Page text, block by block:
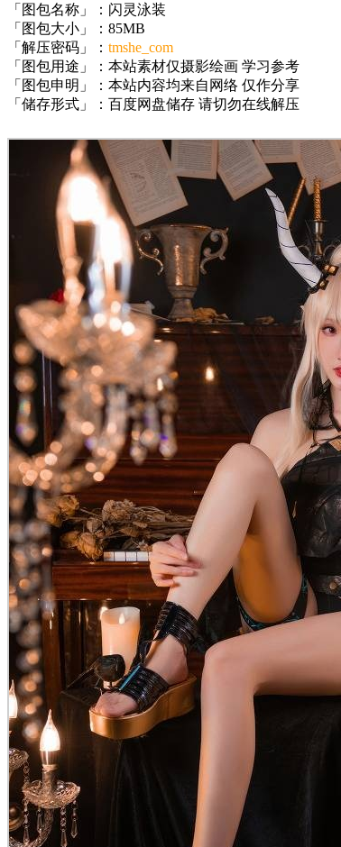
「图包名称」：闪灵泳装
「图包大小」：85MB
「解压密码」： tmshe_com
「图包用途」：本站素材仅摄影绘画 学习参考
「图包申明」：本站内容均来自网络 仅作分享
「储存形式」：百度网盘储存 请切勿在线解压